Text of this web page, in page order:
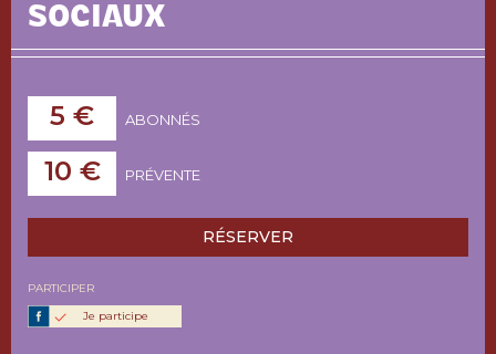
SOCIAUX
5 € ABONNÉS
10 € PRÉVENTE
RÉSERVER
PARTICIPER
Je participe